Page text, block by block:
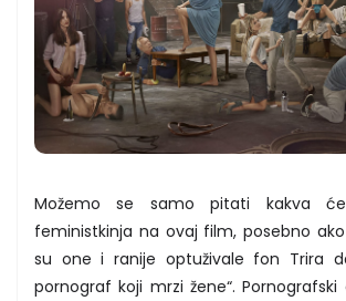
Možemo se samo pitati kakva
feministkinja na ovaj film, posebno
su one i ranije optuživale fon Trira
pornograf koji mrzi žene“.